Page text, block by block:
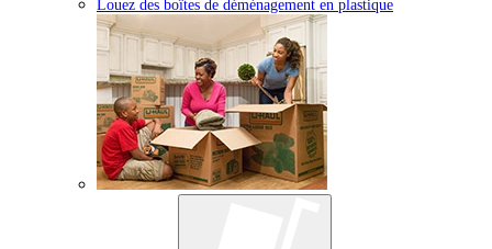
Louez des boîtes de déménagement en plastique